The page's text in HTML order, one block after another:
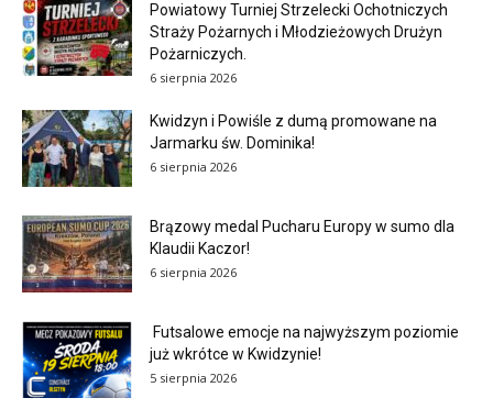
Powiatowy Turniej Strzelecki Ochotniczych
Straży Pożarnych i Młodzieżowych Drużyn
Pożarniczych.
6 sierpnia 2026
Kwidzyn i Powiśle z dumą promowane na
Jarmarku św. Dominika!
6 sierpnia 2026
Brązowy medal Pucharu Europy w sumo dla
Klaudii Kaczor!
6 sierpnia 2026
Futsalowe emocje na najwyższym poziomie
już wkrótce w Kwidzynie!
5 sierpnia 2026